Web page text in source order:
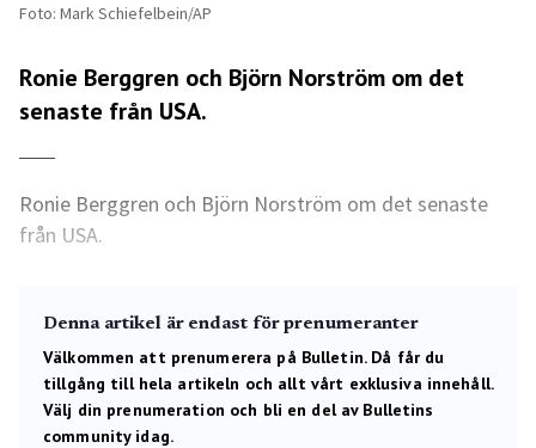
Foto: Mark Schiefelbein/AP
Ronie Berggren och Björn Norström om det
senaste från USA.
Ronie Berggren och Björn Norström om det senaste
från USA.
Denna artikel är endast för prenumeranter
Välkommen att prenumerera på Bulletin. Då får du
tillgång till hela artikeln och allt vårt exklusiva innehåll.
Välj din prenumeration och bli en del av Bulletins
community idag.